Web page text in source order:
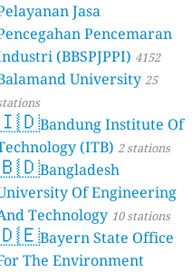
Pelayanan Jasa
Pencegahan Pencemaran
Industri (BBSPJPPI) 4152
stations
Balamand University25
stations
🇮🇩Bandung Institute Of
Technology (ITB) 2 stations
🇧🇩Bangladesh
University Of Engineering
And Technology 10 stations
🇩🇪Bayern State Office
For The Environment